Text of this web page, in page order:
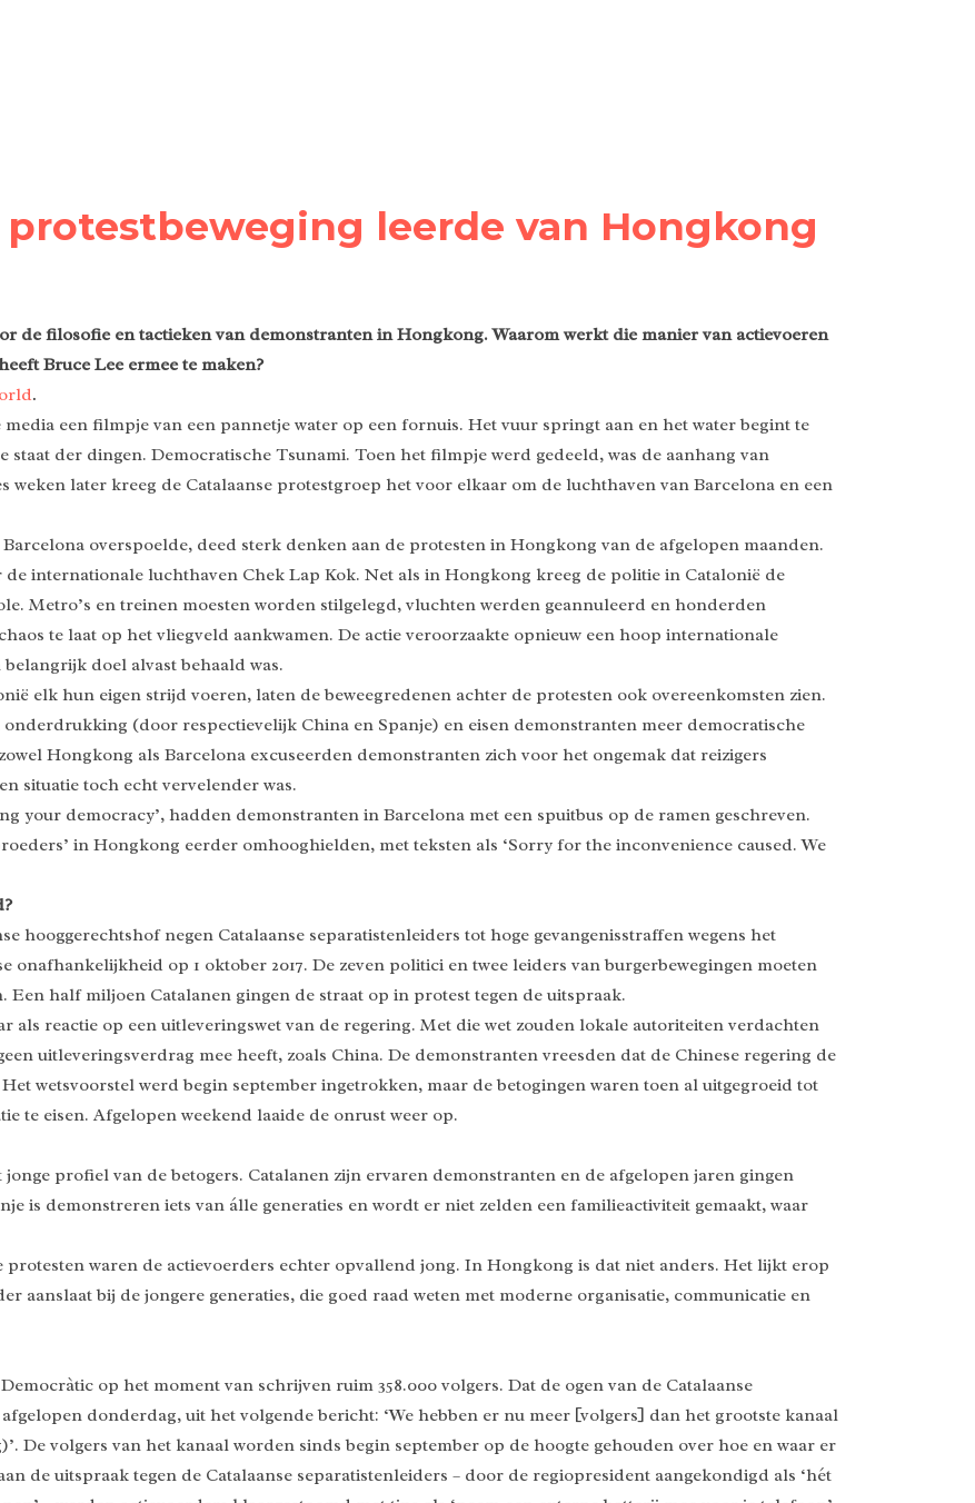
protestbeweging leerde van Hongkong
de filosofie en tactieken van demonstranten in Hongkong. Waarom werkt die manier van actievoeren
Bruce Lee ermee te maken?
.
een filmpje van een pannetje water op een fornuis. Het vuur springt aan en het water begint te
staat der dingen. Democratische Tsunami. Toen het filmpje werd gedeeld, was de aanhang van
weken later kreeg de Catalaanse protestgroep het voor elkaar om de luchthaven van Barcelona en een
overspoelde, deed sterk denken aan de protesten in Hongkong van de afgelopen maanden.
internationale luchthaven Chek Lap Kok. Net als in Hongkong kreeg de politie in Catalonië de
Metro’s en treinen moesten worden stilgelegd, vluchten werden geannuleerd en honderden
te laat op het vliegveld aankwamen. De actie veroorzaakte opnieuw een hoop internationale
doel alvast behaald was.
elk hun eigen strijd voeren, laten de beweegredenen achter de protesten ook overeenkomsten zien.
onderdrukking (door respectievelijk China en Spanje) en eisen demonstranten meer democratische
Hongkong als Barcelona excuseerden demonstranten zich voor het ongemak dat reizigers
situatie toch echt vervelender was.
your democracy’, hadden demonstranten in Barcelona met een spuitbus op de ramen geschreven.
in Hongkong eerder omhooghielden, met teksten als ‘Sorry for the inconvenience caused. We
hooggerechtshof negen Catalaanse separatistenleiders tot hoge gevangenisstraffen wegens het
onafhankelijkheid op 1 oktober 2017. De zeven politici en twee leiders van burgerbewegingen moeten
Een half miljoen Catalanen gingen de straat op in protest tegen de uitspraak.
reactie op een uitleveringswet van de regering. Met die wet zouden lokale autoriteiten verdachten
uitleveringsverdrag mee heeft, zoals China. De demonstranten vreesden dat de Chinese regering de
wetsvoorstel werd begin september ingetrokken, maar de betogingen waren toen al uitgegroeid tot
te eisen. Afgelopen weekend laaide de onrust weer op.
profiel van de betogers. Catalanen zijn ervaren demonstranten en de afgelopen jaren gingen
is demonstreren iets van álle generaties en wordt er niet zelden een familieactiviteit gemaakt, waar
waren de actievoerders echter opvallend jong. In Hongkong is dat niet anders. Het lijkt erop
aanslaat bij de jongere generaties, die goed raad weten met moderne organisatie, communicatie en
op het moment van schrijven ruim 358.000 volgers. Dat de ogen van de Catalaanse
donderdag, uit het volgende bericht: ‘We hebben er nu meer [volgers] dan het grootste kanaal
De volgers van het kanaal worden sinds begin september op de hoogte gehouden over hoe en waar er
de uitspraak tegen de Catalaanse separatistenleiders – door de regiopresident aangekondigd als ‘hét